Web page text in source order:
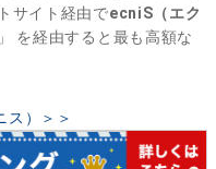
サイト経由でecniS（エク
を経由すると最も高額な
ス）＞＞